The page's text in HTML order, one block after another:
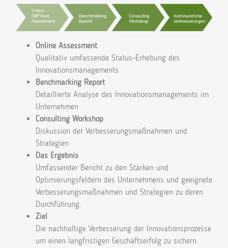
Online Assessment
Qualitativ umfassende Status-Erhebung des
Innovationsmanagements
Benchmarking Report
Detaillierte Analyse des Innovationsmanagements im
Unternehmen
Consulting Workshop
Diskussion der Verbesserungsmaßnahmen und
Strategien
Das Ergebnis
Umfassender Bericht zu den Stärken und
Optimierungsfeldern des Unternehmens und geeignete
Verbesserungsmaßnahmen und Strategien zu deren
Durchführung.
Ziel
Die nachhaltige Verbesserung der Innovationsprozesse
um einen langfristigen Geschäftserfolg zu sichern.